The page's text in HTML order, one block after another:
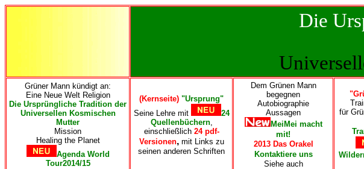
Die
Grüner Mann kündigt an:
Eine Neue Welt Religion
Die Ursprüngliche Tradition der
Universellen Kosmischen
Mutter
Mission
Healing the Planet
Agenda World
Tour2014/15
(Kernseite) "Ursprung"
Seine Lehre mit
24
Quellenbüchern,
einschließlich 24 pdf-
Versionen, mit Links zu
seinen anderen Schriften
Dem Grünen Mann
begegnen
Autobiographie
Aussagen
MeiMei macht
mit!
2013 Das Orakel
Kontaktiere uns
Siehe auch
für